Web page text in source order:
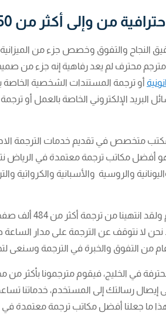
من وإلى أكثر من 50 لغة حول العالم
النجاح والتفوق وخصص جزء من
مترجم محترف لم يعد رفاهية إنه جزء من
أو ترجمة المستندات الشخصية الخاصة
البريد الإلكتروني الخاصة بالعمل أو
متخصص في تقديم خدمات الترجمة
أفضل مكاتب ترجمة معتمدة في الرياض
والروسية والأسبانية والكرواتية
لدينا أكثر من 70
في الخليج، فيقوم مترجمونا بأكثر
إيصال رسالتك إلى المستخدم، خدماتنا
ما جعلنا أفضل مكاتب ترجمة معتمدة في